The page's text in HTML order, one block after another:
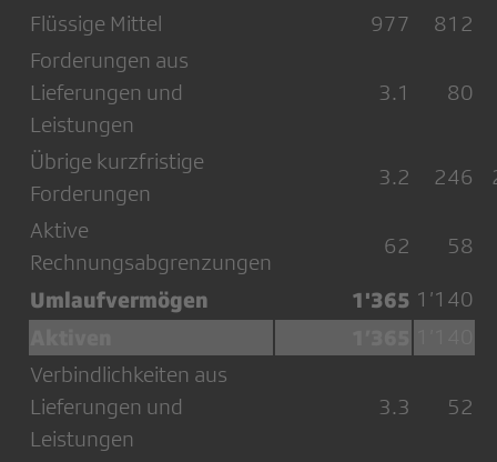
Flüssige Mittel 977
812
Forderungen aus
Lieferungen und
Leistungen
3.1 80
Übrige kurzfristige
Forderungen
3.2 246
Aktive
Rechnungsabgrenzungen
62 58
Umlaufvermögen 1'365 1’140
Verbindlichkeiten aus
Lieferungen und
Leistungen
3.3 52